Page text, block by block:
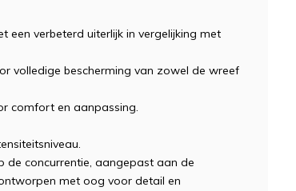
een verbeterd uiterlijk in vergelijking met
volledige bescherming van zowel de wreef
comfort en aanpassing.
de concurrentie, aangepast aan de
met oog voor detail en